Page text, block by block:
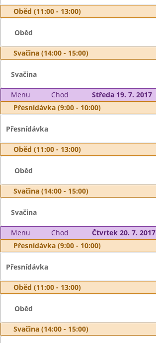
Oběd (11:00 - 13:00)
Oběd
Svačina (14:00 - 15:00)
Svačina
Menu Chod
Středa 19. 7. 2017
Přesnídávka (9:00 - 10:00)
Přesnídávka
Oběd (11:00 - 13:00)
Oběd
Svačina (14:00 - 15:00)
Svačina
Menu Chod
Čtvrtek 20. 7. 2017
Přesnídávka (9:00 - 10:00)
Přesnídávka
Oběd (11:00 - 13:00)
Oběd
Svačina (14:00 - 15:00)